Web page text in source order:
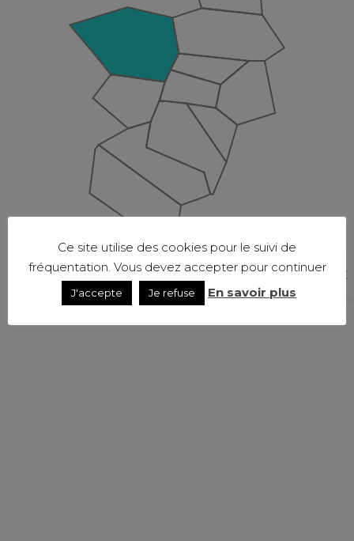
Ce site utilise des cookies pour le suivi de
fréquentation. Vous devez accepter pour continuer
J'accepte Je refuse En savoir plus